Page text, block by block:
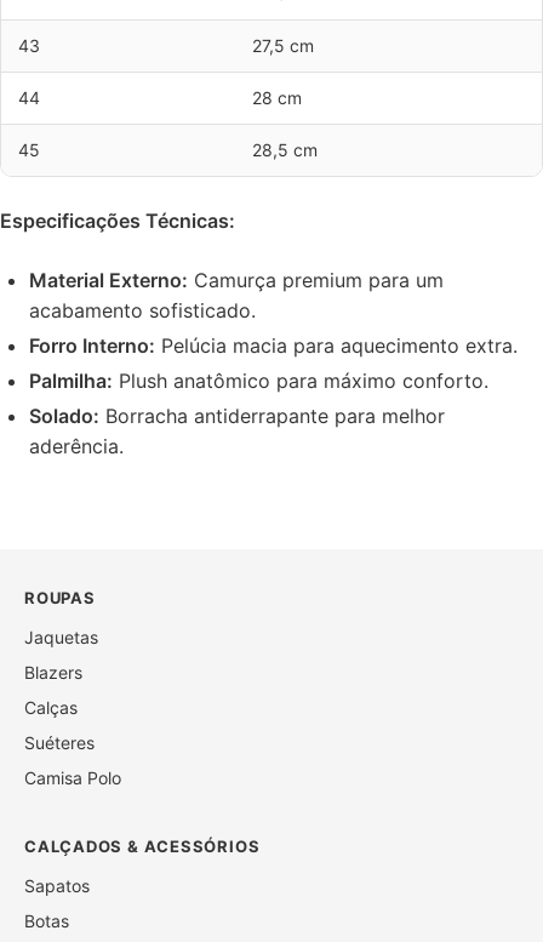
43 27,5 cm
44 28 cm
45 28,5 cm
Especificações Técnicas:
Material Externo: Camurça premium para um
acabamento sofisticado.
Forro Interno: Pelúcia macia para aquecimento extra.
Palmilha: Plush anatômico para máximo conforto.
Solado: Borracha antiderrapante para melhor
aderência.
ROUPAS
Jaquetas
Blazers
Calças
Suéteres
Camisa Polo
CALÇADOS & ACESSÓRIOS
Sapatos
Botas